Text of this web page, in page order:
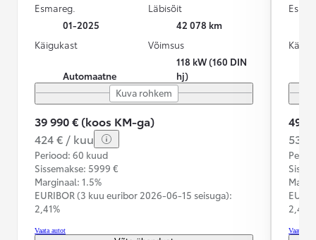
Esmareg.
01-2025
Läbisõit
42 078 km
Käigukast
Automaatne
Võimsus
118 kW (160 DIN
hj)
Kuva rohkem
39 990 € (koos KM-ga)
424 € / kuu
Periood: 60 kuud
Sissemakse: 5999 €
Marginaal: 1.5%
EURIBOR (3 kuu euribor 2026-06-15 seisuga):
2,41%
Vaata autot
49
530
2,41%
Vaata